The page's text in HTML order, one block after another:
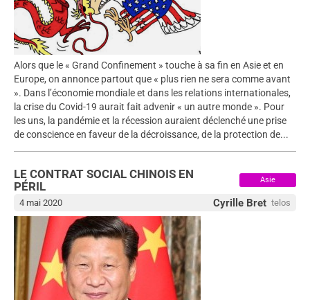
Alors que le « Grand Confinement » touche à sa fin en Asie et en
Europe, on annonce partout que « plus rien ne sera comme avant
». Dans l’économie mondiale et dans les relations internationales,
la crise du Covid-19 aurait fait advenir « un autre monde ». Pour
les uns, la pandémie et la récession auraient déclenché une prise
de conscience en faveur de la décroissance, de la protection de...
Asie
LE CONTRAT SOCIAL CHINOIS EN
PÉRIL
Cyrille Bret telos
4 mai 2020